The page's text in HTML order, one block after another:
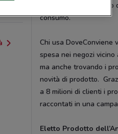
innovazioni di
consumo.
Chi usa DoveConviene
spesa nei negozi
ma anche trovando i
novità di prodotto.
a 8 milioni di clienti i
raccontati in una
Eletto Prodotto